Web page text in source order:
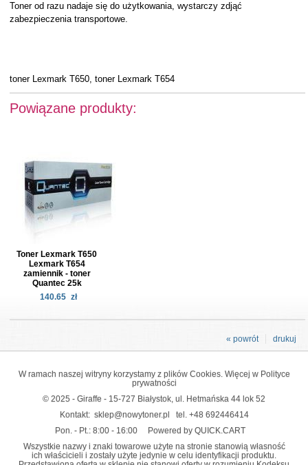
Toner od razu nadaje się do użytkowania, wystarczy zdjąć
zabezpieczenia transportowe.
toner Lexmark T650, toner Lexmark T654
Powiązane produkty:
Toner Lexmark T650
Lexmark T654
zamiennik - toner
Quantec 25k
140.65 zł
drukuj
« powrót
W ramach naszej witryny korzystamy z plików Cookies. Więcej w Polityce
prywatności
© 2025 - Giraffe - 15-727 Białystok, ul. Hetmańska 44 lok 52
Kontakt: sklep@nowytoner.pl tel. +48 692446414
Pon. - Pt.: 8:00 - 16:00
Powered by QUICK.CART
Wszystkie nazwy i znaki towarowe użyte na stronie stanowią własność
ich właścicieli i zostały użyte jedynie w celu identyfikacji produktu.